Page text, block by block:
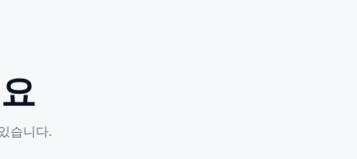
습니다.